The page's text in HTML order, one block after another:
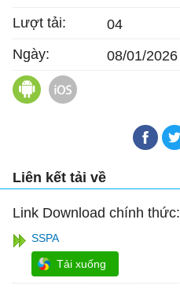
Lượt tải:
04
Ngày:
08/01/2026
SSPA cho Android
Liên kết tải về
Link Download chính thức:
SSPA
Tải xuống